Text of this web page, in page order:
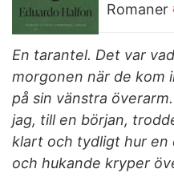
Romaner
En tarantel. Det var
morgonen när de kom
på sin vänstra
jag, till en början,
klart och tydligt hur en
och hukande kryper